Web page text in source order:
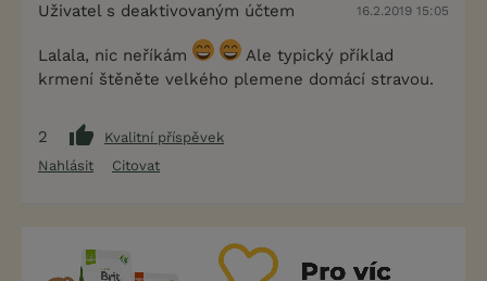
Uživatel s deaktivovaným účtem 16.2.2019 15:05
Lalala, nic neříkám
Ale typický příklad
krmení štěněte velkého plemene domácí stravou.
2
Kvalitní příspěvek
Nahlásit
Citovat